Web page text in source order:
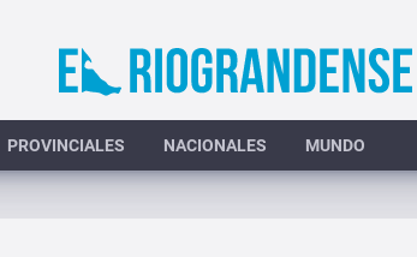
PROVINCIALES NACIONALES MUNDO